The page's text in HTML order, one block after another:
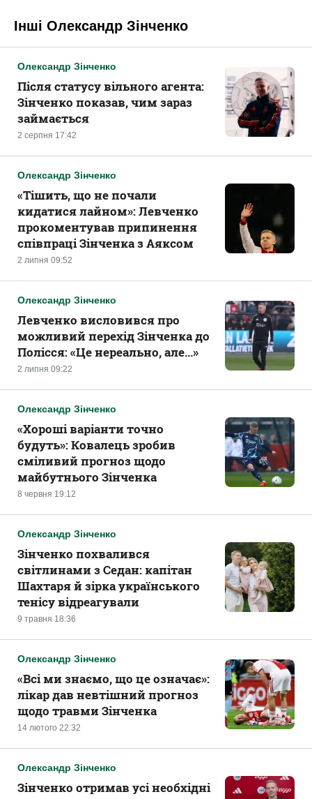
Інші Олександр Зінченко
Олександр Зінченко
2 серпня 17:42
Після статусу вільного агента:
Зінченко показав, чим зараз
займається
Олександр Зінченко
2 липня 09:52
«Тішить, що не почали
кидатися лайном»: Левченко
прокоментував припинення
співпраці Зінченка з Аяксом
Олександр Зінченко
2 липня 09:22
Левченко висловився про
можливий перехід Зінченка до
Полісся: «Це нереально, але...»
Олександр Зінченко
8 червня 19:12
«Хороші варіанти точно
будуть»: Ковалець зробив
сміливий прогноз щодо
майбутнього Зінченка
Олександр Зінченко
9 травня 18:36
Зінченко похвалився
світлинами з Седан: капітан
Шахтаря й зірка українського
тенісу відреагували
Олександр Зінченко
14 лютого 22:32
«‎Всі ми знаємо, що це означає»:
лікар дав невтішний прогноз
щодо травми Зінченка
Олександр Зінченко
Зінченко отримав усі необхідні